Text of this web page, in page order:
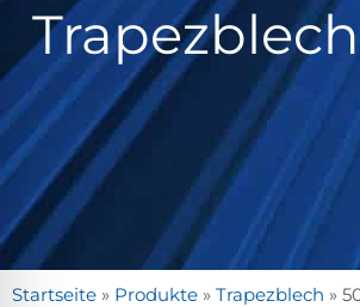
Startseite » Produkte » Trapezblech »